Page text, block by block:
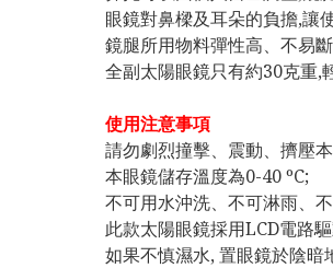
眼鏡對鼻樑及耳朵的負擔,讓
鏡腿所用物料彈性高、不易
全副太陽眼鏡只有約30克重,
使用注意事項
請勿劇烈撞擊、震動、擠壓
本眼鏡儲存溫度為0-40 ºC;
不可用水沖洗、不可淋雨、
此款太陽眼鏡採用LCD電路
如果不慎濕水, 置眼鏡於陰暗